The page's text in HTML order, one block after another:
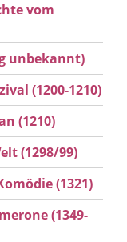
vom
unbekannt)
(1200-1210)
(1210)
(1298/99)
(1321)
(1349-